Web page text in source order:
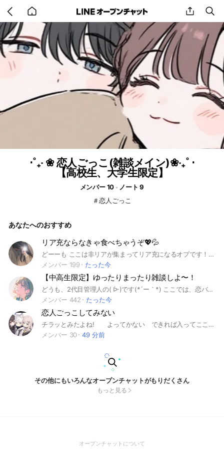
back
to
home
share
⋅˚₊‧ ❀ 恋人ごっこ(雑談メイン)❀‧₊˚ ⋅
【高校生、大学生限定】
メンバー 10
ノート 9
＃恋人ごっこ
あなたへのおすすめ
リア充ならなきゃ食べちゃうぞ💖💦
どーーも ここは非リアが集まってリア充になるオプです！！ リア充の方も入っておっけー 雑談目的の人も多いよ！ ほんとに誰でも大歓迎！！ ただし荒らしと出会い厨は‪𝑵𝑶𝐓大歓迎 界隈民も❌ みんなでわいわい楽しく過ごそ‼️ 優しくてノリいい人🈁にたくさんいます 君が来るのを待ってまーす #リア充 #雑談 #非リア #ペア画 #学生
メンバー 199
たった今
【中高生限定】ゆったりまったり雑談しよ〜！
どうも、2代目管理人の( ᐕ)です(*´ー｀*) ここでは、恋バナを含む何気ない雑談をメインに、歌枠・ゲーム枠などもたまにやっております！雰囲気もルールも比較的緩めっ！ 恋バナ雑談が好きな方や、雑談したい！という方々におすすめかと思います！ライブトークもかなり頻繁にやってますので、おしゃべり好きの方もぜひ♪ - ルール - ・中高生以外の入室× ・出会い目的の入室× ・他オプへの無理な勧誘× ・個人情報流し× ・荒らし行為× ・不適切な投稿× ・メンバー同士の喧嘩× ・即抜け△(寂しいから…ね？) これは守ってくださいねっ！初代の初管理人自オプなので、たくさん入室していただけたら嬉しいです♪ 創設：'25/7/22 #中学生 #中1 #中2 #中3 #高校生 #高1 #高2 #高3 #学生 #中高生 #同世代 #男子 #女子 #雑談 #恋バナ #相談 #歌枠 #ライト #ライブトーク
メンバー 442
たった今
恋人ごっこしてみない
チラッとみたよね! よってかない できれば入ってここだけの恋人作ってみない！待ってるよ
メンバー 30
49 分前
その他にもいろんなオープンチャットがもりだくさん
もっと見る
オープンチャットについて